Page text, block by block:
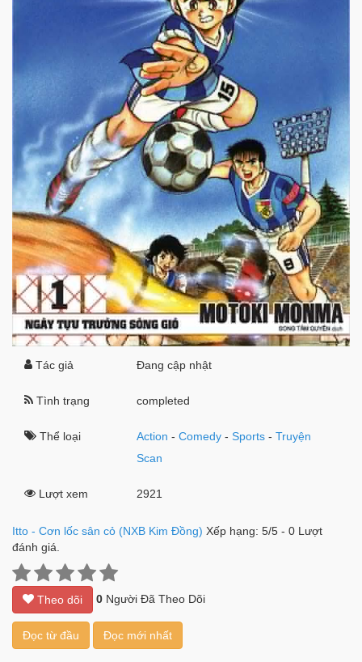
Tác giả Đang cập nhật
Tình trạng completed
Thể loại Action -Comedy -Sports -Truyện
Scan
Lượt xem 2921
Itto - Cơn lốc sân cỏ (NXB Kim Đồng) Xếp hạng: 5/5 - 0 Lượt
đánh giá.
Theo dõi 0 Người Đã Theo Dõi
Đọc từ đầu Đọc mới nhất